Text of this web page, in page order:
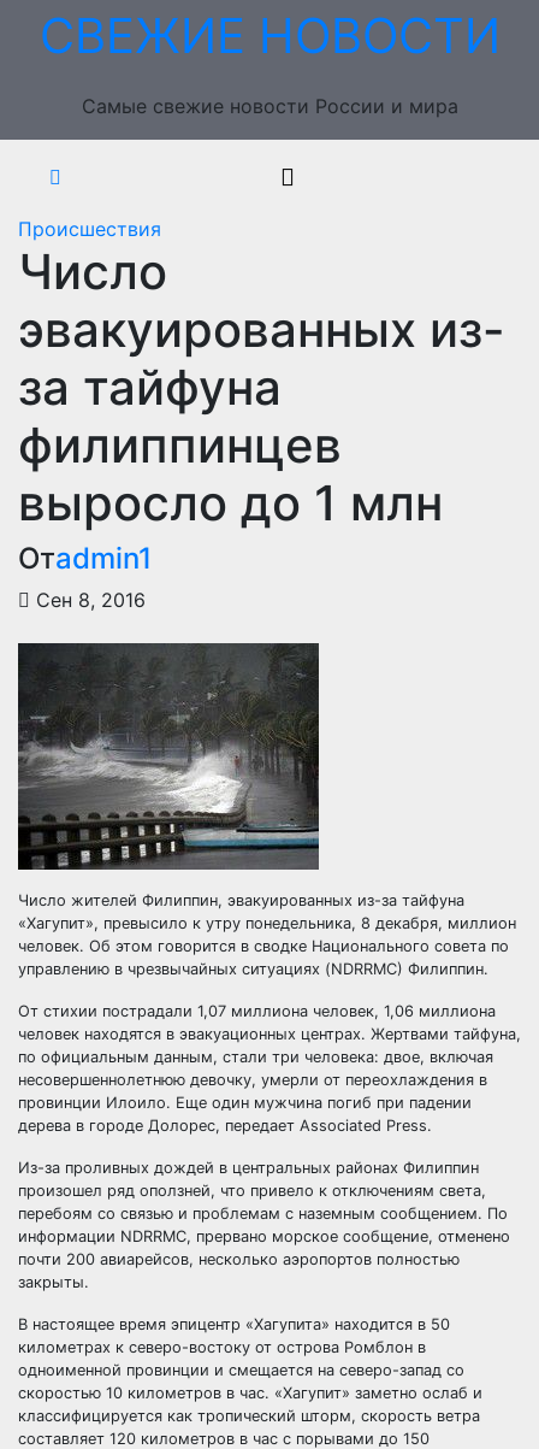
ПерейтиСВЕЖИЕ НОВОСТИ
Самые свежие новости России и мира
Происшествия
Число
эвакуированных из-
за тайфуна
филиппинцев
выросло до 1 млн
Отadmin1
Сен 8, 2016
Число жителей Филиппин, эвакуированных из-за тайфуна
«Хагупит», превысило к утру понедельника, 8 декабря, миллион
человек. Об этом говорится в сводке Национального совета по
управлению в чрезвычайных ситуациях (NDRRMC) Филиппин.
От стихии пострадали 1,07 миллиона человек, 1,06 миллиона
человек находятся в эвакуационных центрах. Жертвами тайфуна,
по официальным данным, стали три человека: двое, включая
несовершеннолетнюю девочку, умерли от переохлаждения в
провинции Илоило. Еще один мужчина погиб при падении
дерева в городе Долорес, передает Associated Press.
Из-за проливных дождей в центральных районах Филиппин
произошел ряд оползней, что привело к отключениям света,
перебоям со связью и проблемам с наземным сообщением. По
информации NDRRMC, прервано морское сообщение, отменено
почти 200 авиарейсов, несколько аэропортов полностью
закрыты.
В настоящее время эпицентр «Хагупита» находится в 50
километрах к северо-востоку от острова Ромблон в
одноименной провинции и смещается на северо-запад со
скоростью 10 километров в час. «Хагупит» заметно ослаб и
классифицируется как тропический шторм, скорость ветра
составляет 120 километров в час с порывами до 150